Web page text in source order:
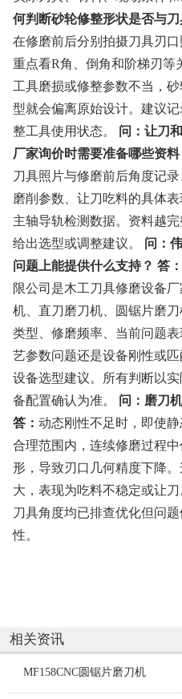
何判断砂轮修整形状是否与
在修磨前后分别拍摄刀具刃
重点看R角、倒角和阶梯刃等
工具磨损或修整参数不当，
型就会偏离原始设计。建议
整工具使用状态。 问：让刀
厂家询价时需要准备哪些资料
刀具照片与修磨前后角度记
磨削参数、让刀吃料的具体
主轴导轨检测数据。资料越
给出选型或调整建议。 问：
问题上能提供什么支持？ 答：
限公司是木工刀具修磨设备
机、直刀磨刀机、圆锯片磨
类型、修磨频率、当前问题
艺参数问题还是设备刚性或
设备选型建议。所有判断以
备配置确认为准。 问：磨刀
答： 动态刚性不足时，即使
合理范围内，连续修磨过程
形，导致刃口几何精度下降
大，表现为吃料不稳定或让
刀具角度均已排查优化但问
性。
相关资讯
MF158CNC圆锯片磨刀机